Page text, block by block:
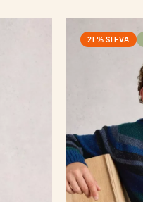
21 % SLEVA